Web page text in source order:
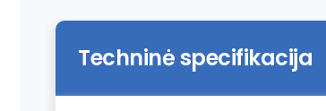
Techninė specifikacija